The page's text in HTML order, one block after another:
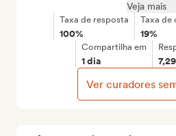
Veja mais
Taxa de resposta
100%
Taxa de
19%
Compartilha em
1 dia
Ver curadores